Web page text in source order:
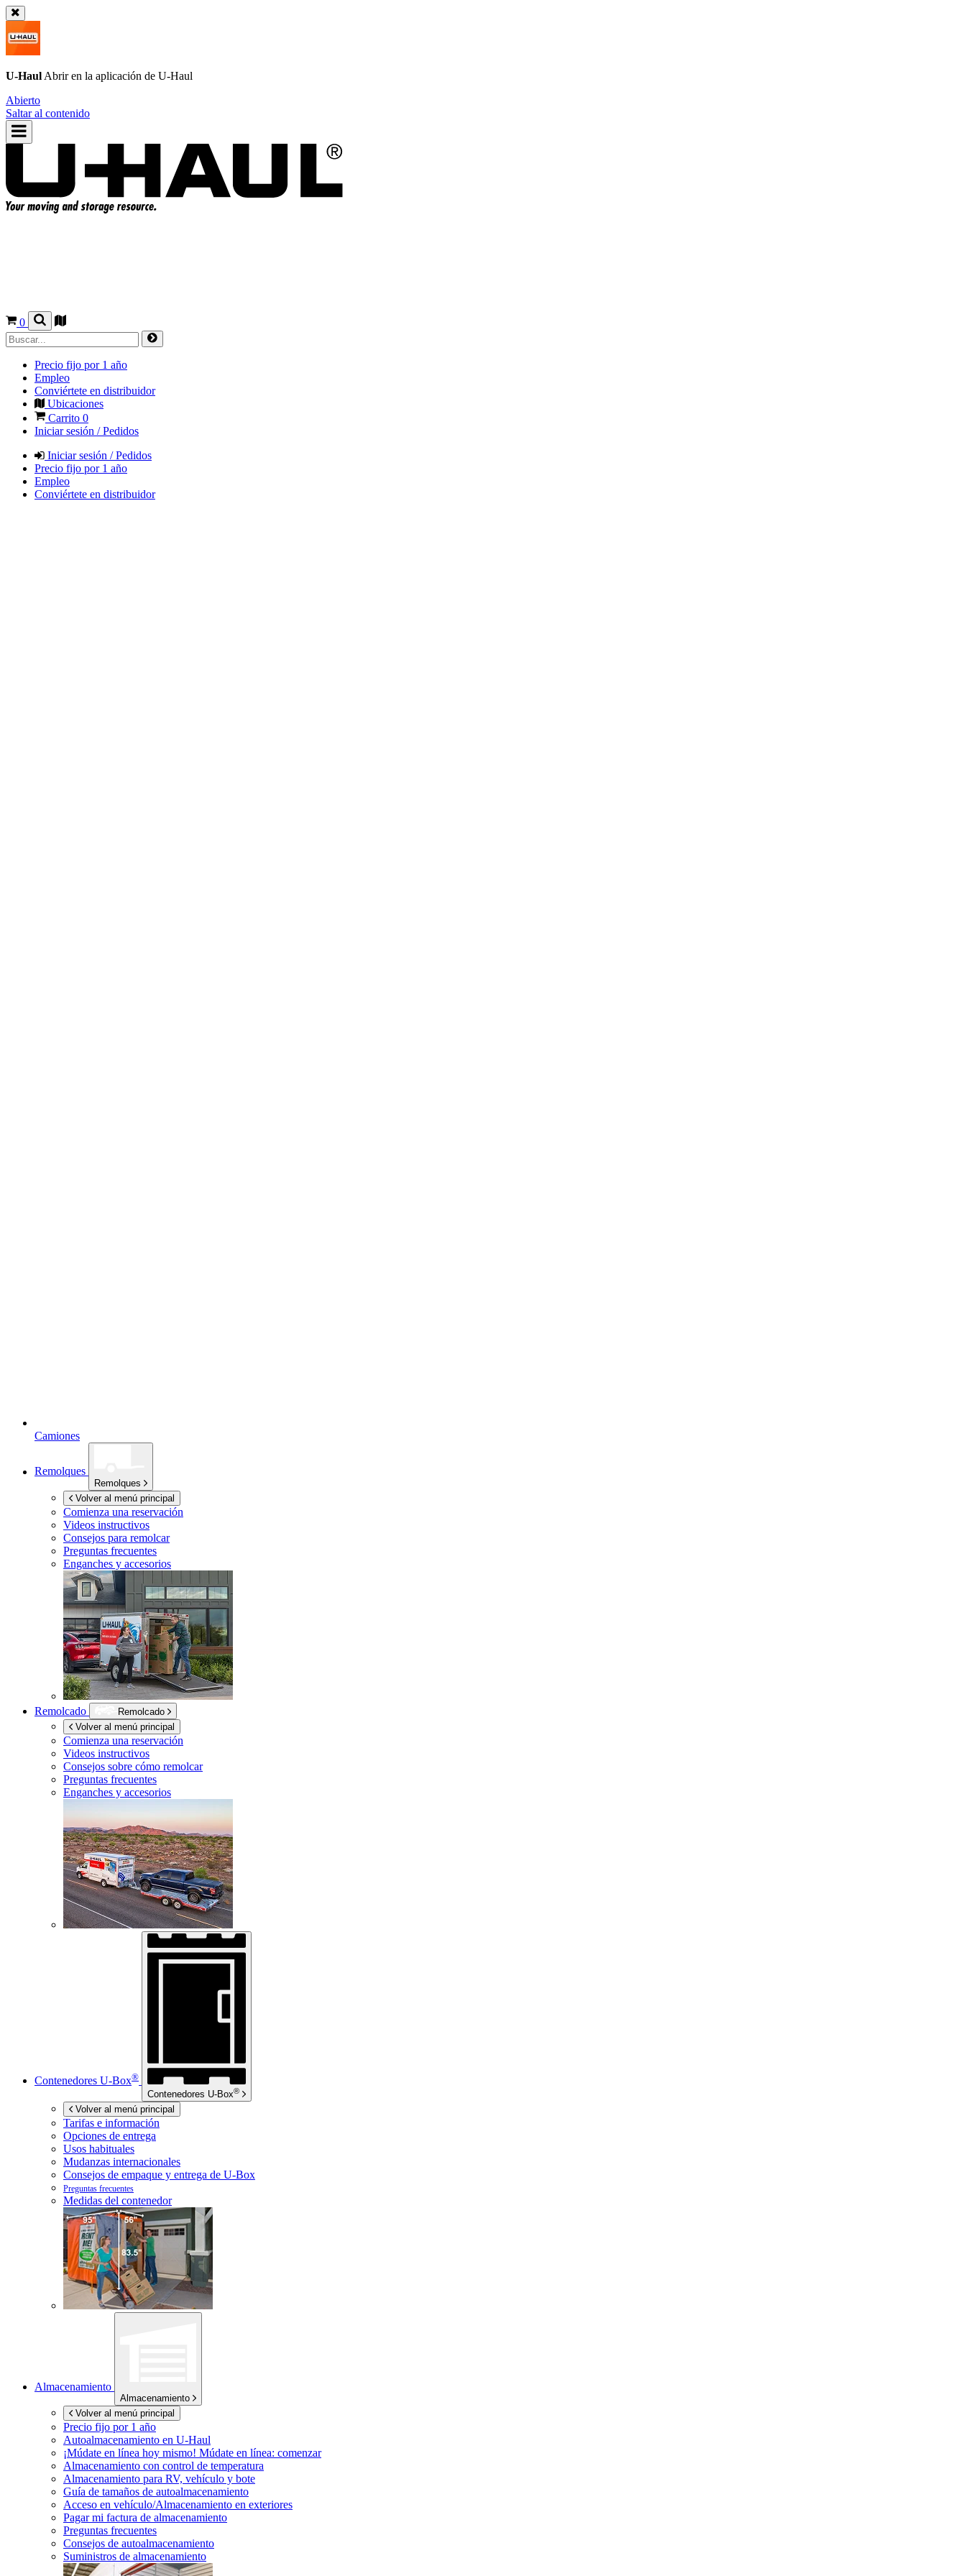
U-Haul Abrir en la aplicación de U-Haul
Abierto
Saltar al contenido
0
Precio fijo por 1 año
Empleo
Conviértete en distribuidor
Ubicaciones
Carrito 0
Iniciar sesión / Pedidos
Iniciar sesión / Pedidos
Precio fijo por 1 año
Empleo
Conviértete en distribuidor
Camiones
Remolques
Remolques
Volver al menú principal
Comienza una reservación
Videos instructivos
Consejos para remolcar
Preguntas frecuentes
Enganches y accesorios
Remolcado
Remolcado
Volver al menú principal
Comienza una reservación
Videos instructivos
Consejos sobre cómo remolcar
Preguntas frecuentes
Enganches y accesorios
Contenedores U-Box®
Contenedores U-Box®
Volver al menú principal
Tarifas e información
Opciones de entrega
Usos habituales
Mudanzas internacionales
Consejos de empaque y entrega de U-Box
Preguntas frecuentes
Medidas del contenedor
Almacenamiento
Almacenamiento
Volver al menú principal
Precio fijo por 1 año
Autoalmacenamiento en U-Haul
¡Múdate en línea hoy mismo! Múdate en línea: comenzar
Almacenamiento con control de temperatura
Almacenamiento para RV, vehículo y bote
Guía de tamaños de autoalmacenamiento
Acceso en vehículo/Almacenamiento en exteriores
Pagar mi factura de almacenamiento
Preguntas frecuentes
Consejos de autoalmacenamiento
Suministros de almacenamiento